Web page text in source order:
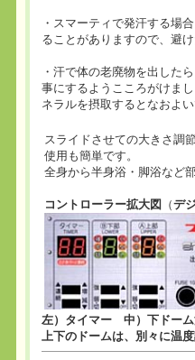
・スマーティで発汗する場
ることがありますので、避
・汗で体の老廃物を出した
事にするようこころがけま
ネラルを摂取するとなおよい
スライドさせての大きさ調
使用も簡単です。
全身から半身浴・脚浴など
コントローラー拡大図 （デ
左）タイマー 中）下ドー
上下のドームは、別々に温度